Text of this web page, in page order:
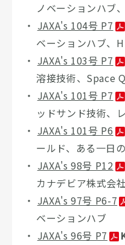
ノベーションハブ
JAXA's 104号 P7
ベーションハブ、
JAXA's 103号 P7
溶接技術、Space
JAXA's 101号 P7
ッドサンド技術、
JAXA's 101号 P6
ールド、ある一日
JAXA's 98号 P12
カナデビア株式会社
JAXA's 97号 P6-7
ベーションハブ
JAXA's 96号 P7